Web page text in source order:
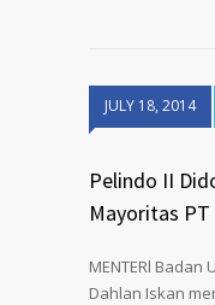
JULY 18, 2014
Pelindo II
Mayoritas PT
MENTERl Badan
Dahlan Iskan